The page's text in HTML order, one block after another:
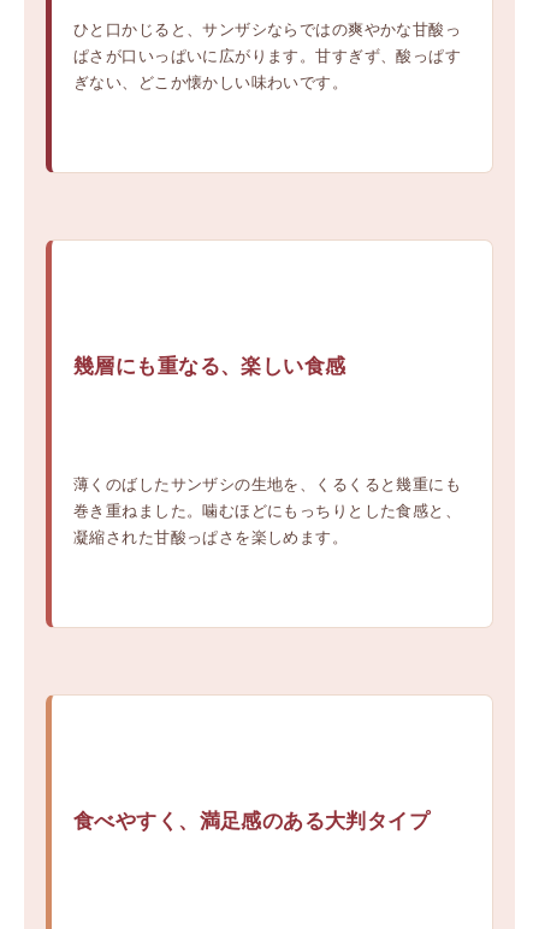
ひと口かじると、サンザシならではの爽やかな甘酸っ
ぱさが口いっぱいに広がります。甘すぎず、酸っぱす
ぎない、どこか懐かしい味わいです。
幾層にも重なる、楽しい食感
薄くのばしたサンザシの生地を、くるくると幾重にも
巻き重ねました。噛むほどにもっちりとした食感と、
凝縮された甘酸っぱさを楽しめます。
食べやすく、満足感のある大判タイプ